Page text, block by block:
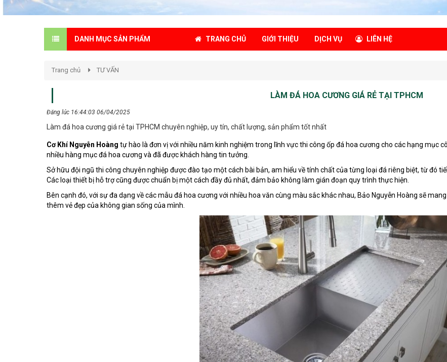
DANH MỤC SẢN PHẨM TRANG CHỦ GIỚI THIỆU DỊCH VỤ LIÊN HỆ
Trang chủ TƯ VẤN
LÀM ĐÁ HOA CƯƠNG GIÁ RẺ TẠI TPHCM
Đăng lúc 16:44:03 06/04/2025
Làm đá hoa cương giá rẻ tại TPHCM chuyên nghiệp, uy tín, chất lượng, sản phẩm tốt nhất
Cơ Khí Nguyễn Hoàng tự hào là đơn vị với nhiều năm kinh nghiệm trong lĩnh vực thi công ốp đá hoa cương cho các hạng mục
nhiều hàng mục đá hoa cương và đã được khách hàng tin tưởng.
Sở hữu đội ngũ thi công chuyên nghiệp được đào tạo một cách bài bản, am hiểu về tính chất của từng loại đá riêng biệt, từ đó
Các loại thiết bị hỗ trợ cũng được chuẩn bị một cách đầy đủ nhất, đảm bảo không làm gián đoạn quy trình thực hiện.
Bên cạnh đó, với sự đa dạng về các mẫu đá hoa cương với nhiều hoa văn cùng màu sắc khác nhau, Bảo Nguyễn Hoàng sẽ
thêm vẻ đẹp của không gian sống của mình.